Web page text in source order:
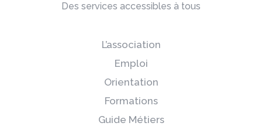
Des services accessibles à tous
L’association
Emploi
Orientation
Formations
Guide Métiers